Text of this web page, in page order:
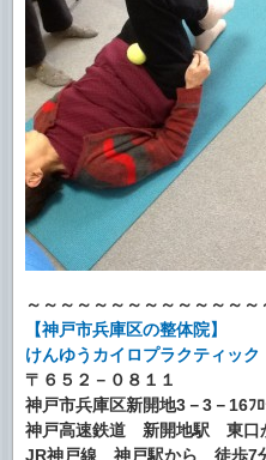
～～～～～～～～～～～～～
【神戸市兵庫区の整体院】
けんゆうカイロプラクティック
〒６５２－０８１１
神戸市兵庫区新開地3－3－16ﾌ
神戸高速鉄道 新開地駅 東
JR神戸線 神戸駅から 徒歩7